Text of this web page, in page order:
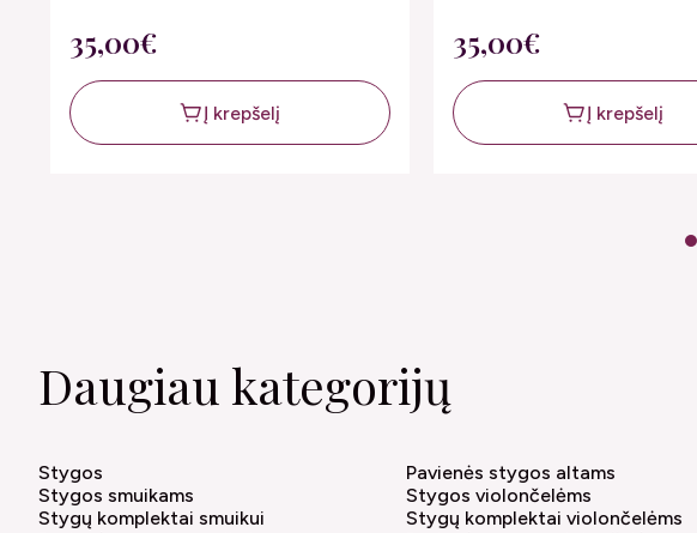
35,00€
Į krepšelį
35,00€
Į krepšelį
1
Daugiau kategorijų
Stygos
Stygos smuikams
Stygų komplektai smuikui
Pavienės stygos altams
Stygos violončelėms
Stygų komplektai violončelėms